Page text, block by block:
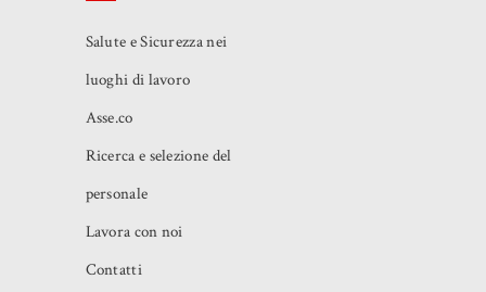
Salute e Sicurezza nei
luoghi di lavoro
Asse.co
Ricerca e selezione del
personale
Lavora con noi
Contatti